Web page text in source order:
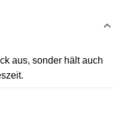
aus, sonder hält auch